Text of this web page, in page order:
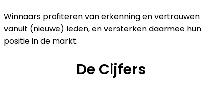
Winnaars profiteren van erkenning en vertrouwen
vanuit (nieuwe) leden, en versterken daarmee hun
positie in de markt.
De Cijfers